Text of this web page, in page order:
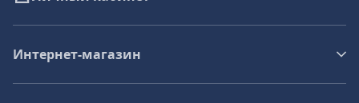
Интернет-магазин